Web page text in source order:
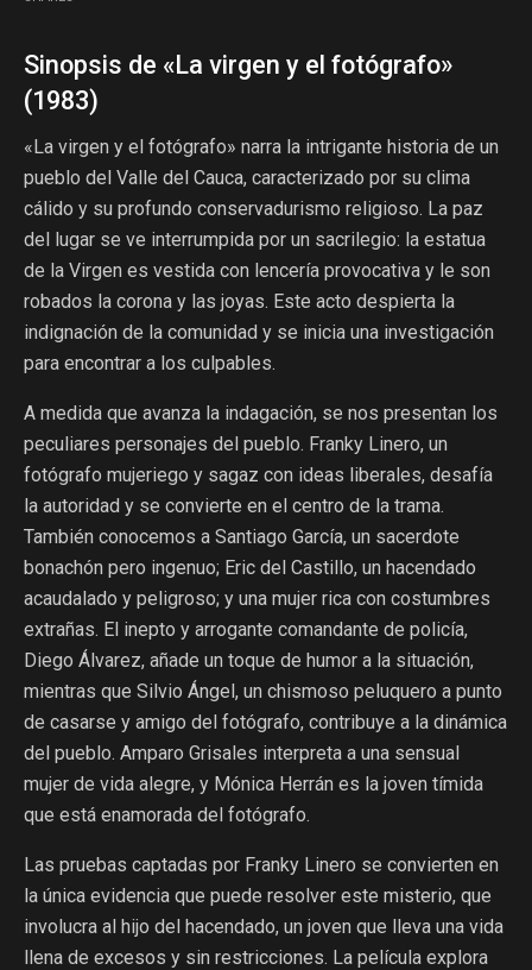
Sinopsis de «La virgen y el fotógrafo»
(1983)
«La virgen y el fotógrafo» narra la intrigante historia de un
pueblo del Valle del Cauca, caracterizado por su clima
cálido y su profundo conservadurismo religioso. La paz
del lugar se ve interrumpida por un sacrilegio: la estatua
de la Virgen es vestida con lencería provocativa y le son
robados la corona y las joyas. Este acto despierta la
indignación de la comunidad y se inicia una investigación
para encontrar a los culpables.
A medida que avanza la indagación, se nos presentan los
peculiares personajes del pueblo. Franky Linero, un
fotógrafo mujeriego y sagaz con ideas liberales, desafía
la autoridad y se convierte en el centro de la trama.
También conocemos a Santiago García, un sacerdote
bonachón pero ingenuo; Eric del Castillo, un hacendado
acaudalado y peligroso; y una mujer rica con costumbres
extrañas. El inepto y arrogante comandante de policía,
Diego Álvarez, añade un toque de humor a la situación,
mientras que Silvio Ángel, un chismoso peluquero a punto
de casarse y amigo del fotógrafo, contribuye a la dinámica
del pueblo. Amparo Grisales interpreta a una sensual
mujer de vida alegre, y Mónica Herrán es la joven tímida
que está enamorada del fotógrafo.
Las pruebas captadas por Franky Linero se convierten en
la única evidencia que puede resolver este misterio, que
involucra al hijo del hacendado, un joven que lleva una vida
llena de excesos y sin restricciones. La película explora